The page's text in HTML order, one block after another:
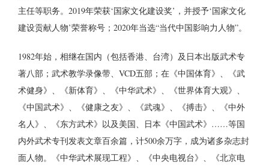
主任等职务。2019年荣获‘国家文化建设奖’，并授予‘国家文化
建设贡献人物’荣誉称号；2020年当选“当代中国影响力人物”。
1982年始，相继在国内（包括香港、台湾）及日本出版武术专
著八部；武术教学录像带、VCD五部；在《中国体育》、《武
术健身》、《新体育》、《中华武术》、《世界体育大观》、
《中国武术》、《健康之友》、《武魂》、《搏击》、《中外
名人》、《东方武术》以及美国、日本《中国武术》……等国
内外武术专刊发表文章百余篇，计500余万字，成为诸多杂志封
面人物。《中华武术展现工程》、《中央电视台》、《北京电